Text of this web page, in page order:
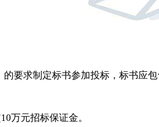
的要求制定标书参加投标，标书应
万元招标保证金。